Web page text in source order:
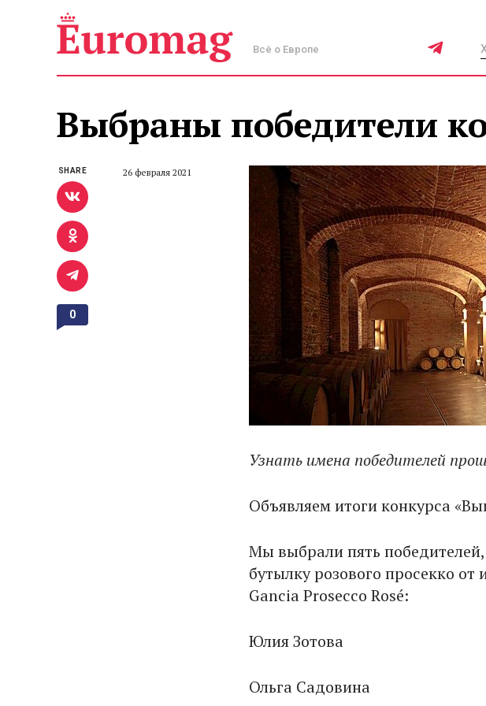
Всё о Европе
Выбраны победители
26 февраля 2021
Узнать имена победителей
Объявляем итоги конкурса
Мы выбрали пять
бутылку розового просекко
Gancia Prosecco Rosé:
Юлия Зотова
Ольга Садовина
SHARE
0